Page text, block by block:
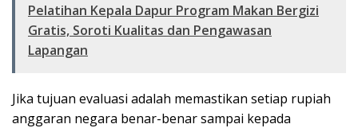
Pelatihan Kepala Dapur Program Makan Bergizi
Gratis, Soroti Kualitas dan Pengawasan
Lapangan
Jika tujuan evaluasi adalah memastikan setiap rupiah
anggaran negara benar-benar sampai kepada